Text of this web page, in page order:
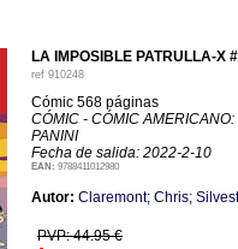
LA IMPOSIBLE PATRULLA-X
ref 910248
Cómic 568 páginas
CÓMIC - CÓMIC
PANINI
Fecha de salida: 2022-2-10
EAN: 9788411012980
Autor: Claremont; Chris;
PVP: 44.95 €